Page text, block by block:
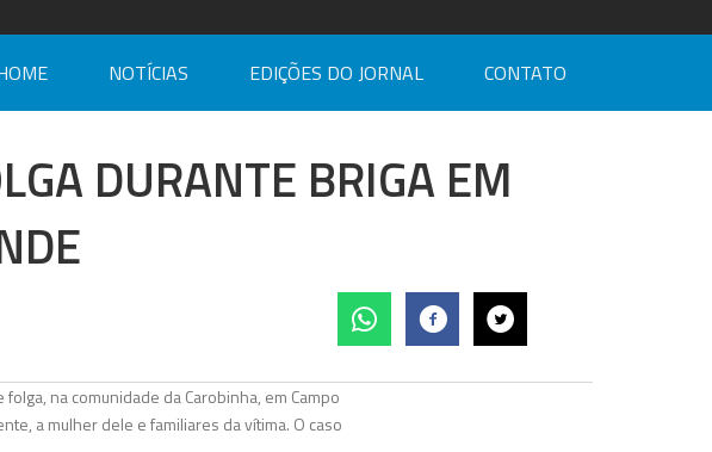
NOTÍCIAS EDIÇÕES DO JORNAL CONTATO
DURANTE BRIGA EM
na comunidade da Carobinha, em Campo
a mulher dele e familiares da vítima. O caso